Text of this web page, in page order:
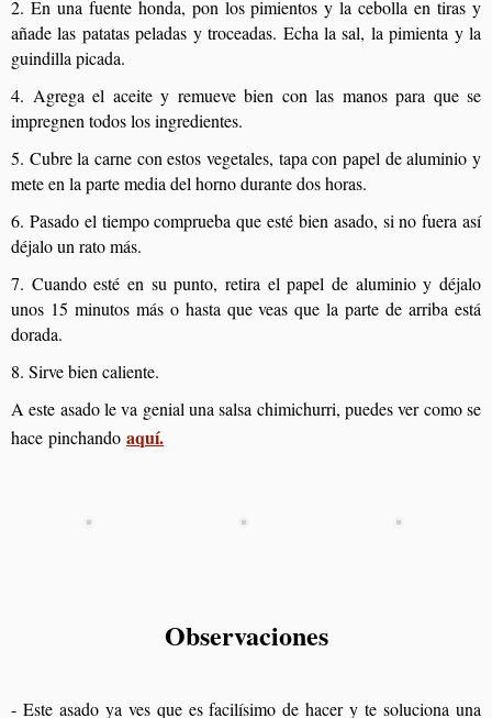
2. En una fuente honda, pon los pimientos y la cebolla en tiras y
añade las patatas peladas y troceadas. Echa la sal, la pimienta y la
guindilla picada.
4. Agrega el aceite y remueve bien con las manos para que se
impregnen todos los ingredientes.
5. Cubre la carne con estos vegetales, tapa con papel de aluminio y
mete en la parte media del horno durante dos horas.
6. Pasado el tiempo comprueba que esté bien asado, si no fuera así
déjalo un rato más.
7. Cuando esté en su punto, retira el papel de aluminio y déjalo
unos 15 minutos más o hasta que veas que la parte de arriba está
dorada.
8. Sirve bien caliente.
A este asado le va genial una salsa chimichurri, puedes ver como se
hace pinchando aquí.
Observaciones
- Este asado ya ves que es facilísimo de hacer y te soluciona una